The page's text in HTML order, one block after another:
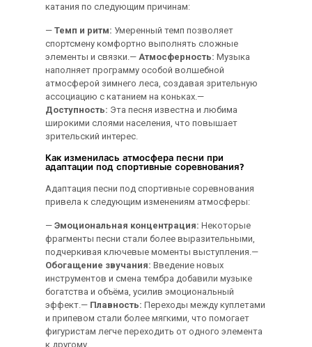
катания по следующим причинам:
— Темп и ритм: Умеренный темп позволяет
спортсмену комфортно выполнять сложные
элементы и связки.— Атмосферность: Музыка
наполняет программу особой волшебной
атмосферой зимнего леса, создавая зрительную
ассоциацию с катанием на коньках.—
Доступность: Эта песня известна и любима
широкими слоями населения, что повышает
зрительский интерес.
Как изменилась атмосфера песни при
адаптации под спортивные соревнования?
Адаптация песни под спортивные соревнования
привела к следующим изменениям атмосферы:
— Эмоциональная концентрация: Некоторые
фрагменты песни стали более выразительными,
подчеркивая ключевые моменты выступления.—
Обогащение звучания: Введение новых
инструментов и смена тембра добавили музыке
богатства и объёма, усилив эмоциональный
эффект.— Плавность: Переходы между куплетами
и припевом стали более мягкими, что помогает
фигуристам легче переходить от одного элемента
к другому.